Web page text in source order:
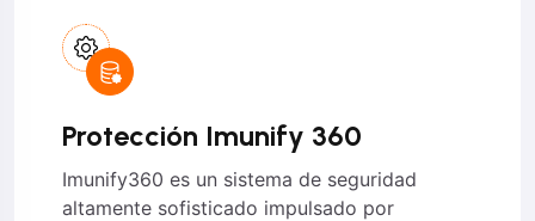
Protección Imunify 360
Imunify360 es un sistema de seguridad
altamente sofisticado impulsado por